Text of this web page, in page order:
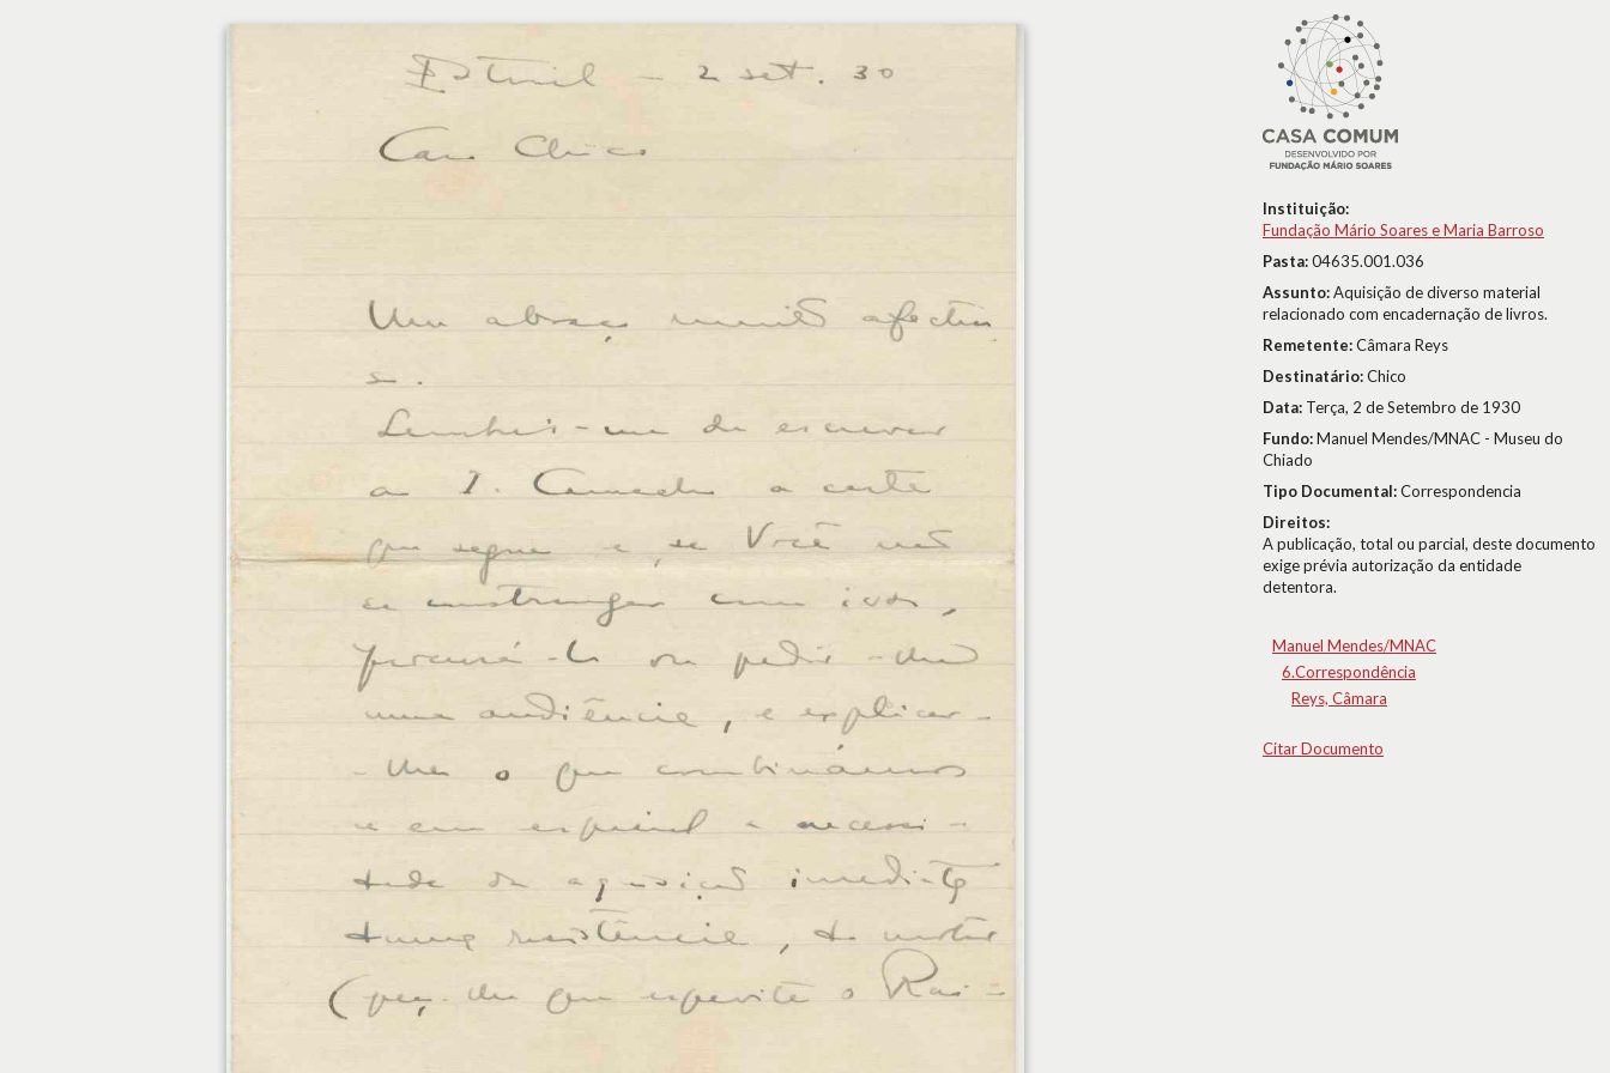
Instituição:
Fundação Mário Soares e Maria Barroso
Pasta:04635.001.036
Assunto:Aquisição de diverso material
relacionado com encadernação de livros.
Remetente:Câmara Reys
Destinatário:Chico
Data: Terça, 2 de Setembro de 1930
Fundo:Manuel Mendes/MNAC - Museu do
Chiado
Tipo Documental:Correspondencia
Direitos:
A publicação, total ou parcial, deste documento
exige prévia autorização da entidade
detentora.
Manuel Mendes/MNAC
6.Correspondência
Reys, Câmara
Citar Documento